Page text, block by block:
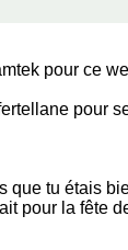
pour ce
pour
que tu étais
pour la fête